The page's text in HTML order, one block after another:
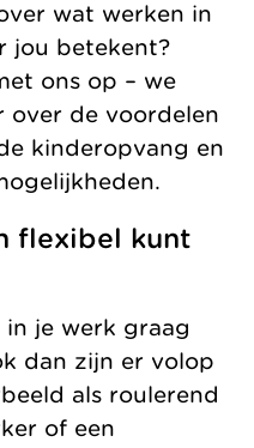
wat werken in
jou betekent?
ons op – we
over de voordelen
kinderopvang en
flexibel kunt
je werk graag
dan zijn er volop
als roulerend
of een